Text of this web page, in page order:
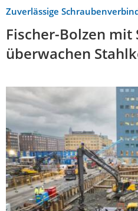
Zuverlässige
Fischer-Bolzen mit
überwachen